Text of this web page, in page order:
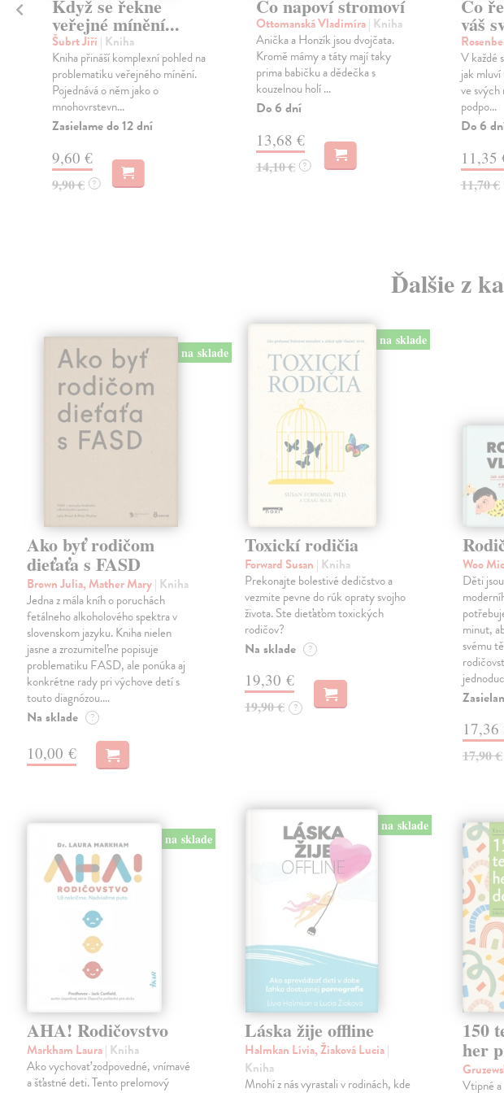
Když se řekne
veřejné mínění...
Šubrt Jiří | Kniha
Kniha přináší komplexní pohled na
problematiku veřejného mínění.
Pojednává o něm jako o
mnohovrstevn...
Zasielame do 12 dní
9,60 €
9,90 € ?
Co napoví stromoví
Ottomanská Vladimíra| Kniha
Anička a Honzík jsou dvojčata.
Kromě mámy a táty mají taky
prima babičku a dědečka s
kouzelnou holí ...
Do 6 dní
13,68 €
14,10 € ?
Co
váš
V každé
jak
ve
podpo...
Do 6
11,35
11,70 €
Ďalšie z
na sklade
Ako byť rodičom
dieťaťa s FASD
Brown Julia, Mather Mary| Kniha
Jedna z mála kníh o poruchách
fetálneho alkoholového spektra v
slovenskom jazyku. Kniha nielen
jasne a zrozumiteľne popisuje
problematiku FASD, ale ponúka aj
konkrétne rady pri výchove detí s
touto diagnózou.…
Na sklade ?
10,00 €
na sklade
Toxickí rodičia
Forward Susan | Kniha
Prekonajte bolestivé dedičstvo a
vezmite pevne do rúk opraty svojho
života. Ste dieťaťom toxických
rodičov?
Na sklade ?
19,30 €
19,90 € ?
Woo
Děti
minut,
svému
17,36
17,90 €
na sklade
AHA! Rodičovstvo
Markham Laura| Kniha
Ako vychovať zodpovedné, vnímavé
a šťastné deti. Tento prelomový
na sklade
Láska žije offline
Halmkan Lívia, Žiaková Lucia|
Kniha
Mnohí z nás vyrastali v rodinách, kde
150
her
Vtipné